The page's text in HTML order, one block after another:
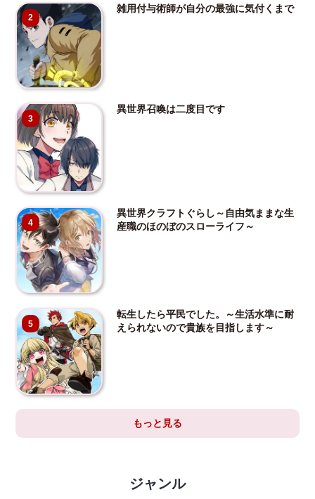
2
雑用付与術師が自分の最強に気付くまで
3
異世界召喚は二度目です
4
異世界クラフトぐらし～自由気ままな生
産職のほのぼのスローライフ～
5
転生したら平民でした。～生活水準に耐
えられないので貴族を目指します～
もっと見る
ジャンル